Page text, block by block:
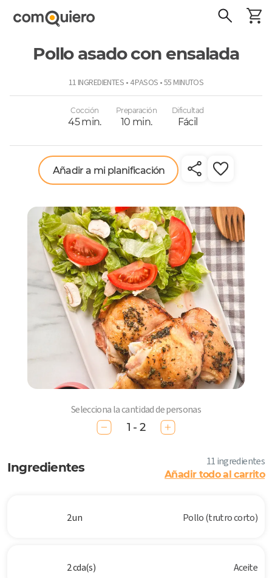
Pollo asado con ensalada
11 INGREDIENTES • 4 PASOS • 55 MINUTOS
Cocción
45 min.
Preparación
10 min.
Dificultad
Fácil
Añadir a mi planificación
Selecciona la cantidad de personas
1 - 2
Ingredientes 11 ingredientes
Añadir todo al carrito
2 un Pollo (trutro corto)
2 cda(s) Aceite